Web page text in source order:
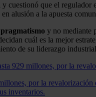
y cuestionó que el regulador
alusión a la apuesta
pragmatismo y no mediante
cuál es la mejor
de su liderazgo
por la revalorización
inventarios.